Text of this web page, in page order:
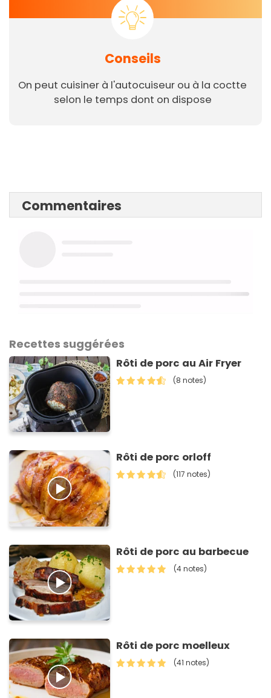
Conseils
On peut cuisiner à l'autocuiseur ou à la coctte
selon le temps dont on dispose
Commentaires
Recettes suggérées
Rôti de porc au Air Fryer
(8 notes)
Rôti de porc orloff
(117 notes)
Rôti de porc au barbecue
(4 notes)
Rôti de porc moelleux
(41 notes)